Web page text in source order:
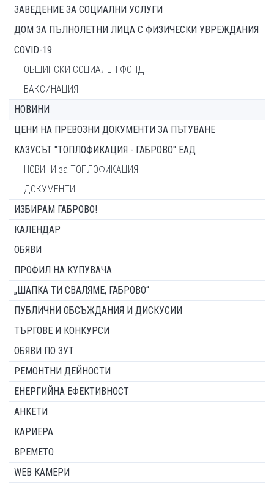
ЗАВЕДЕНИЕ ЗА СОЦИАЛНИ УСЛУГИ
ДОМ ЗА ПЪЛНОЛЕТНИ ЛИЦА С ФИЗИЧЕСКИ УВРЕЖДАНИЯ
COVID-19
ОБЩИНСКИ СОЦИАЛЕН ФОНД
ВАКСИНАЦИЯ
НОВИНИ
ЦЕНИ НА ПРЕВОЗНИ ДОКУМЕНТИ ЗА ПЪТУВАНЕ
КАЗУСЪТ "ТОПЛОФИКАЦИЯ - ГАБРОВО" ЕАД
НОВИНИ за ТОПЛОФИКАЦИЯ
ДОКУМЕНТИ
ИЗБИРАМ ГАБРОВО!
КАЛЕНДАР
ОБЯВИ
ПРОФИЛ НА КУПУВАЧА
„ШАПКА ТИ СВАЛЯМЕ, ГАБРОВО“
ПУБЛИЧНИ ОБСЪЖДАНИЯ И ДИСКУСИИ
ТЪРГОВЕ И КОНКУРСИ
ОБЯВИ ПО ЗУТ
РЕМОНТНИ ДЕЙНОСТИ
ЕНЕРГИЙНА ЕФЕКТИВНОСТ
АНКЕТИ
КАРИЕРА
ВРЕМЕТО
WEB КАМЕРИ